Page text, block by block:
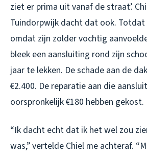
ziet er prima uit vanaf de straat’.
Tuindorpwijk dacht dat ook. Totdat
omdat zijn zolder vochtig
bleek een aansluiting rond zijn
jaar te lekken. De schade aan de
€2.400. De reparatie aan die
oorspronkelijk €180 hebben gekost.
“Ik dacht echt dat ik het wel zou
was,” vertelde Chiel me achteraf.